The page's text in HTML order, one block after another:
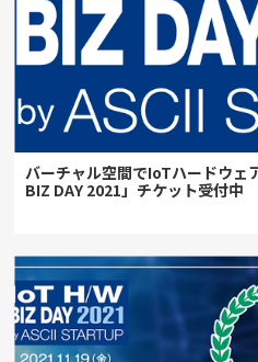
バーチャル空間でIoTハードウェ
BIZ DAY 2021」チケット受付中